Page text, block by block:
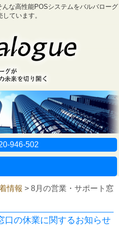
な高性能POSシステムをバルバローグ
ています。
946-502
情報 > 8月の営業・サポート窓
口の休業に関するお知らせ